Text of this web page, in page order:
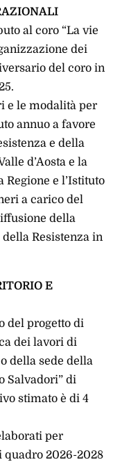
al coro “La vie
dei
del coro in
e le modalità per
annuo a favore
e della
d’Aosta e la
e l’Istituto
a carico del
della
Resistenza in
E
del progetto di
dei lavori di
della sede della
Salvadori” di
stimato è di 4
per
quadro 2026-2028